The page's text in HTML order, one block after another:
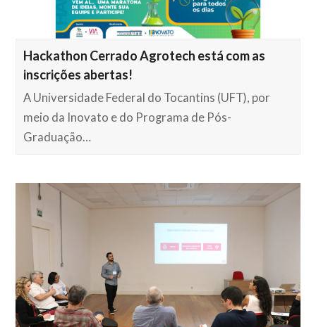
Hackathon Cerrado Agrotech está com as
inscrições abertas!
A Universidade Federal do Tocantins (UFT), por
meio da Inovato e do Programa de Pós-
Graduação…